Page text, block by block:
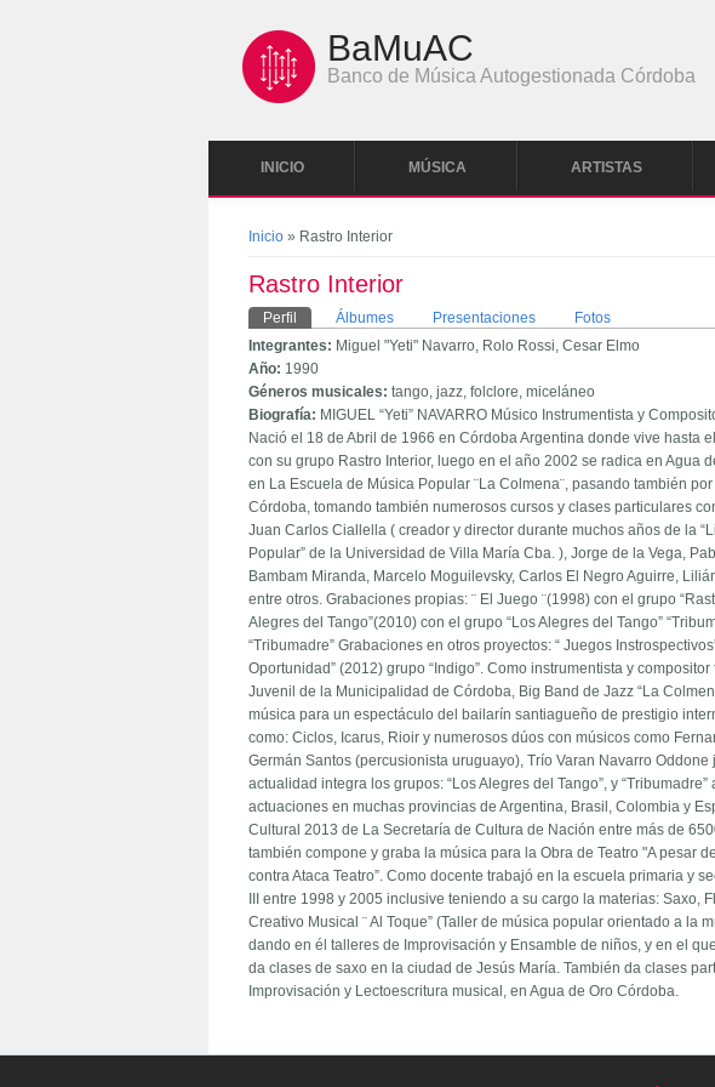
BaMuAC
Banco de Música Autogestionada Córdoba
INICIO MÚSICA ARTISTAS
Se encuentra usted aquí
Inicio » Rastro Interior
Rastro Interior
Solapas principales
Perfil (solapa activa)
Álbumes Presentaciones
Fotos
Integrantes: Miguel "Yeti" Navarro, Rolo Rossi, Cesar Elmo
Año: 1990
Géneros musicales:tango, jazz, folclore, miceláneo
Biografía: MIGUEL “Yeti” NAVARRO Músico Instrumentista y
Nació el 18 de Abril de 1966 en Córdoba Argentina donde vive
con su grupo Rastro Interior, luego en el año 2002 se radica en Agua
en La Escuela de Música Popular ¨La Colmena¨, pasando también
Córdoba, tomando también numerosos cursos y clases particulares
Juan Carlos Ciallella ( creador y director durante muchos años de la
Popular” de la Universidad de Villa María Cba. ), Jorge de la Vega,
Bambam Miranda, Marcelo Moguilevsky, Carlos El Negro Aguirre,
entre otros. Grabaciones propias: ¨ El Juego ¨(1998) con el grupo
Alegres del Tango”(2010) con el grupo “Los Alegres del Tango”
“Tribumadre” Grabaciones en otros proyectos: “ Juegos
Oportunidad” (2012) grupo “Indigo”. Como instrumentista y
Juvenil de la Municipalidad de Córdoba, Big Band de Jazz “La
música para un espectáculo del bailarín santiagueño de prestigio
como: Ciclos, Icarus, Rioir y numerosos dúos con músicos como
Germán Santos (percusionista uruguayo), Trío Varan Navarro
actualidad integra los grupos: “Los Alegres del Tango”, y
actuaciones en muchas provincias de Argentina, Brasil, Colombia y
Cultural 2013 de La Secretaría de Cultura de Nación entre más de
también compone y graba la música para la Obra de Teatro "A pesar
contra Ataca Teatro”. Como docente trabajó en la escuela primaria y
III entre 1998 y 2005 inclusive teniendo a su cargo la materias:
Creativo Musical ¨ Al Toque” (Taller de música popular orientado a
dando en él talleres de Improvisación y Ensamble de niños, y en el
da clases de saxo en la ciudad de Jesús María. También da clases
Improvisación y Lectoescritura musical, en Agua de Oro Córdoba.